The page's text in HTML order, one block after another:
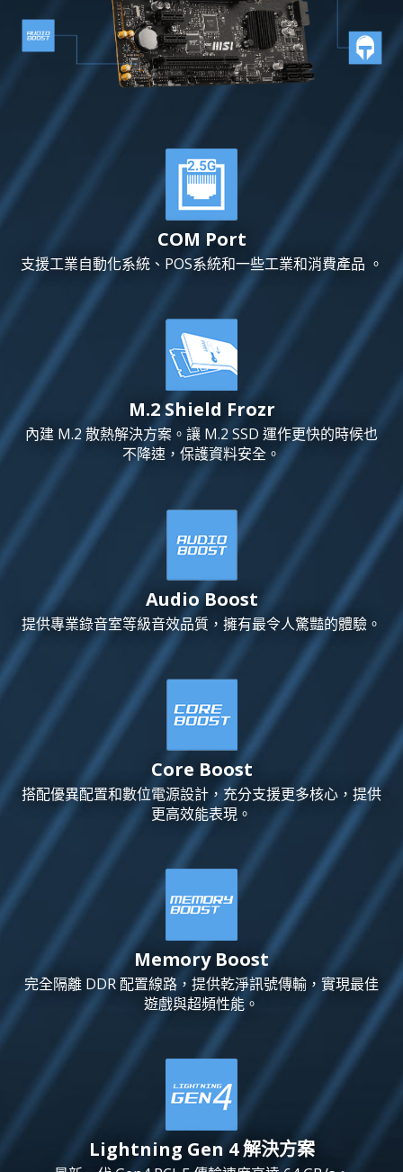
COM Port
支援工業自動化系統、POS系統和一些工業和消費產品 。
M.2 Shield Frozr
內建 M.2 散熱解決方案。讓 M.2 SSD 運作更快的時候也
不降速，保護資料安全。
Audio Boost
提供專業錄音室等級音效品質，擁有最令人驚豔的體驗。
Core Boost
搭配優異配置和數位電源設計，充分支援更多核心，提供
更高效能表現。
Memory Boost
完全隔離 DDR 配置線路，提供乾淨訊號傳輸，實現最佳
遊戲與超頻性能。
Lightning Gen 4 解決方案